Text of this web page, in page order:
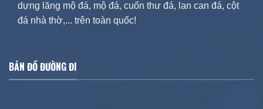
dựng lăng mộ đá, mộ đá, cuốn thư đá, lan can đá, cột
đá nhà thờ,... trên toàn quốc!
BẢN ĐỒ ĐƯỜNG ĐI